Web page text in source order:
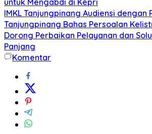
IMKL Tanjungpinang Audiensi dengan
Tanjungpinang Bahas Persoalan
Dorong Perbaikan Pelayanan dan
Panjang
Komentar